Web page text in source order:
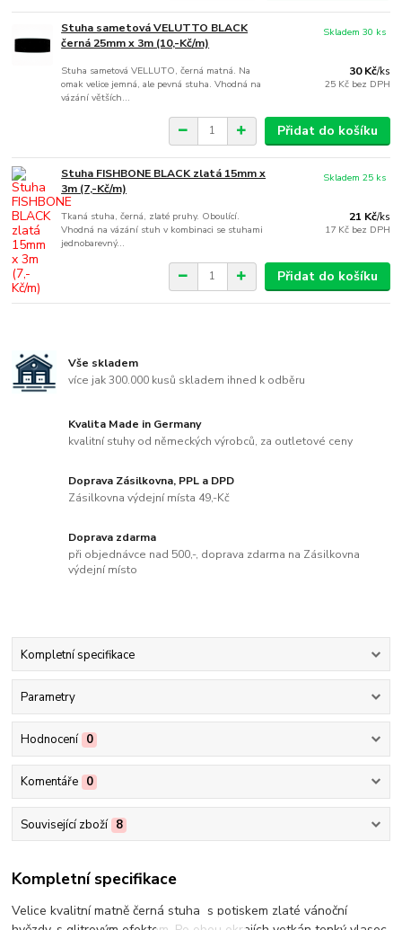
Stuha sametová VELUTTO BLACK
černá 25mm x 3m (10,-Kč/m)
Stuha sametová VELLUTO, černá matná. Na
omak velice jemná, ale pevná stuha. Vhodná na
vázání větších...
30 Kč/ks
25 Kč bez DPH
Skladem 30 ks
Přidat do košíku
Stuha FISHBONE BLACK zlatá 15mm x
3m (7,-Kč/m)
Tkaná stuha, černá, zlaté pruhy. Oboulící.
Vhodná na vázání stuh v kombinaci se stuhami
jednobarevný...
21 Kč/ks
17 Kč bez DPH
Skladem 25 ks
Přidat do košíku
Vše skladem
více jak 300.000 kusů skladem ihned k odběru
Kvalita Made in Germany
kvalitní stuhy od německých výrobců, za outletové ceny
Doprava Zásilkovna, PPL a DPD
Zásilkovna výdejní místa 49,-Kč
Doprava zdarma
při objednávce nad 500,-, doprava zdarma na Zásilkovna
výdejní místo
Kompletní specifikace
Parametry
Hodnocení 0
Komentáře 0
Související zboží 8
Kompletní specifikace
Velice kvalitní matně černá stuha s potiskem zlaté vánoční